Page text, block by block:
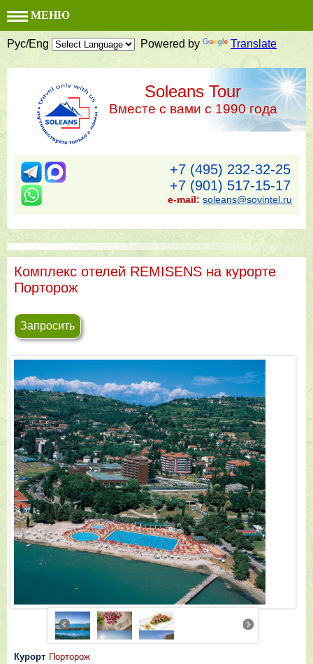
МЕНЮ
Рус/Eng Powered by Translate
Soleans Tour
Вместе с вами с 1990 года
+7 (495) 232-32-25
+7 (901) 517-15-17
e-mail: soleans@sovintel.ru
Комплекс отелей REMISENS на курорте
Порторож
Запросить
Курорт Порторож